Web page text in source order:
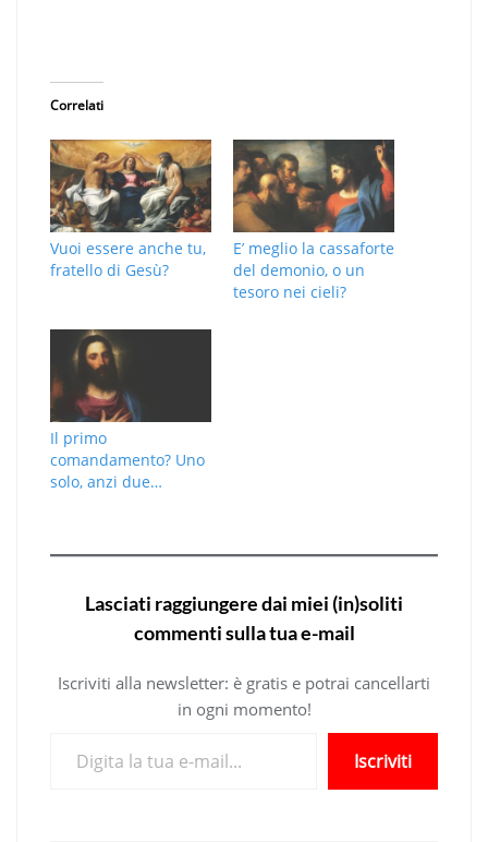
Correlati
Vuoi essere anche tu,
fratello di Gesù?
E’ meglio la cassaforte
del demonio, o un
tesoro nei cieli?
Il primo
comandamento? Uno
solo, anzi due…
Lasciati raggiungere dai miei (in)soliti
commenti sulla tua e-mail
Iscriviti alla newsletter: è gratis e potrai cancellarti
in ogni momento!
Iscriviti